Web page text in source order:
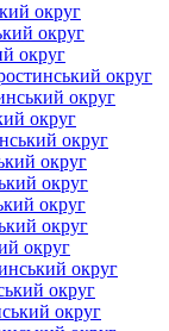
округ
округ
округ
округ
округ
округ
округ
округ
округ
округ
округ
округ
округ
округ
округ